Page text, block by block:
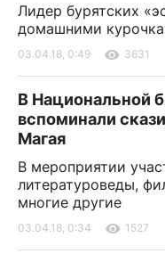
Лидер бурятских
домашними
03.04.18, 0:49 3631
В Национальной
вспоминали
Магая
В мероприятии
литературоведы,
многие другие
03.04.18, 0:34 1527